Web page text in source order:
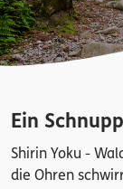
Ein
Shirin Yoku -
die Ohren